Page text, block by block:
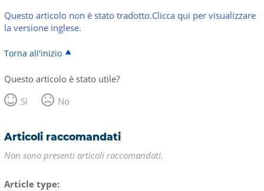
Questo articolo non è stato tradotto.Clicca qui per visualizzare
la versione inglese.
Torna all'inizio
Questo articolo è stato utile?
Sì
No
Articoli raccomandati
Non sono presenti articoli raccomandati.
Article type